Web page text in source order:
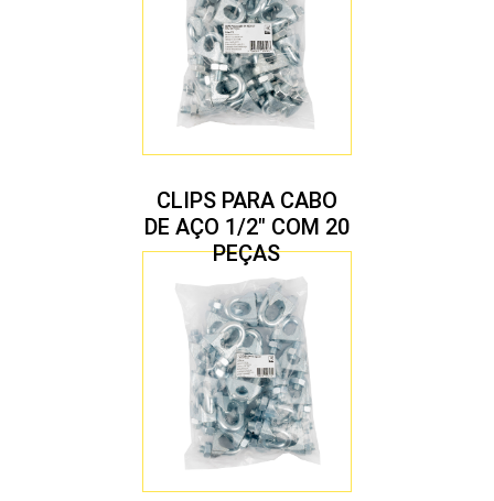
CLIPS PARA CABO
DE AÇO 1/2″ COM 20
PEÇAS